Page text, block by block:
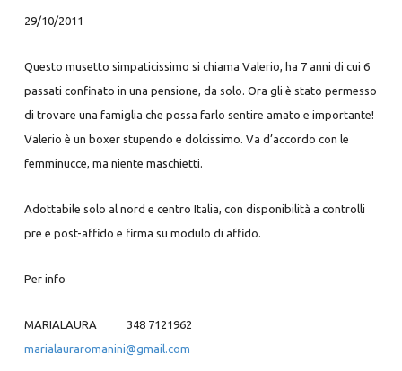
29/10/2011
Questo musetto simpaticissimo si chiama Valerio, ha 7 anni di cui 6
passati confinato in una pensione, da solo. Ora gli è stato permesso
di trovare una famiglia che possa farlo sentire amato e importante!
Valerio è un boxer stupendo e dolcissimo. Va d’accordo con le
femminucce, ma niente maschietti.
Adottabile solo al nord e centro Italia, con disponibilità a controlli
pre e post-affido e firma su modulo di affido.
Per info
MARIALAURA
348 7121962
marialauraromanini@gmail.com